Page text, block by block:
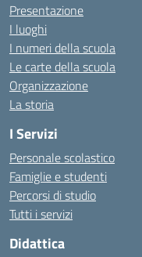
Presentazione
I luoghi
I numeri della scuola
Le carte della scuola
Organizzazione
La storia
I Servizi
Personale scolastico
Famiglie e studenti
Percorsi di studio
Tutti i servizi
Didattica